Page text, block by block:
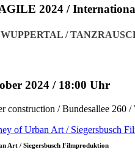
2024 /
/
2024 / 18:00 Uhr
construction / Bundesallee 260 /
Art / Siegersbusch Filmproduktion